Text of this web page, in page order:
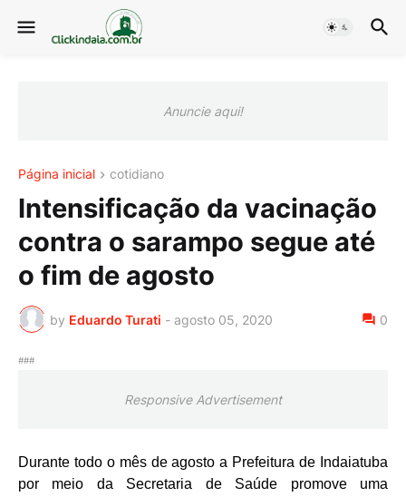
Anuncie aqui!
Página inicial cotidiano
Intensificação da vacinação
contra o sarampo segue até
o fim de agosto
by Eduardo Turati - agosto 05, 2020 0
###
Responsive Advertisement
Durante todo o mês de agosto a Prefeitura de Indaiatuba
por meio da Secretaria de Saúde promove uma